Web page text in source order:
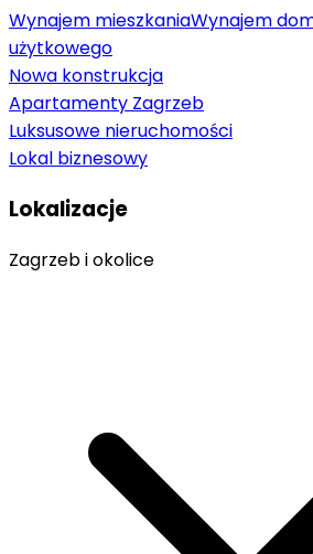
Wynajem mieszkaniaWynajem
użytkowego
Nowa konstrukcja
Apartamenty Zagrzeb
Luksusowe nieruchomości
Lokal biznesowy
Lokalizacje
Zagrzeb i okolice